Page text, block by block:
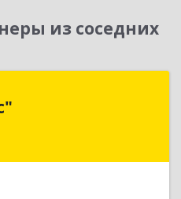
из соседних
г, Овечкина ул, дом